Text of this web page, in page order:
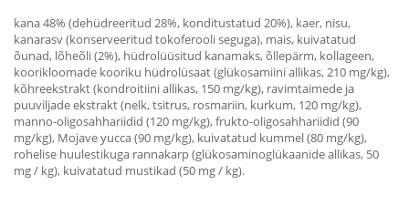
kana 48% (dehüdreeritud 28%, konditustatud 20%), kaer, nisu,
kanarasv (konserveeritud tokoferooli seguga), mais, kuivatatud
õunad, lõheõli (2%), hüdrolüüsitud kanamaks, õllepärm, kollageen,
koorikloomade kooriku hüdrolüsaat (glükosamiini allikas, 210 mg/kg),
kõhreekstrakt (kondroitiini allikas, 150 mg/kg), ravimtaimede ja
puuviljade ekstrakt (nelk, tsitrus, rosmariin, kurkum, 120 mg/kg),
manno-oligosahhariidid (120 mg/kg), frukto-oligosahhariidid (90
mg/kg), Mojave yucca (90 mg/kg), kuivatatud kummel (80 mg/kg),
rohelise huulestikuga rannakarp (glükosaminoglükaanide allikas, 50
mg / kg), kuivatatud mustikad (50 mg / kg).